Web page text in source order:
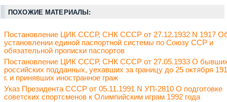
ПОХОЖИЕ МАТЕРИАЛЫ:
Постановление ЦИК СССР, СНК СССР от 27.12.1932 N 1917
установлении единой паспортной системы по Союзу ССР и
обязательной прописки паспортов
Постановление ЦИК СССР, СНК СССР от 27.05.1933 О
российских подданных, уехавших за границу до 25 октября
г. и принявших иностранное граж
Указ Президента СССР от 05.11.1991 N УП-2810 О подготовке
советских спортсменов к Олимпийским играм 1992 года